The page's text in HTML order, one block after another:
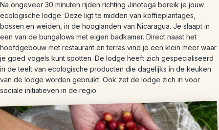
Na ongeveer 30 minuten rijden richting Jinotega bereik je jouw
ecologische lodge. Deze ligt te midden van koffieplantages,
bossen en weiden, in de hooglanden van Nicaragua. Je slaapt in
een van de bungalows met eigen badkamer. Direct naast het
hoofdgebouw met restaurant en terras vind je een klein meer waar
je goed vogels kunt spotten. De lodge heeft zich gespecialiseerd
in de teelt van ecologische producten die dagelijks in de keuken
van de lodge worden gebruikt. Ook zet de lodge zich in voor
sociale initiatieven in de regio.